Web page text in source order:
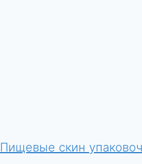
Пищевые скин